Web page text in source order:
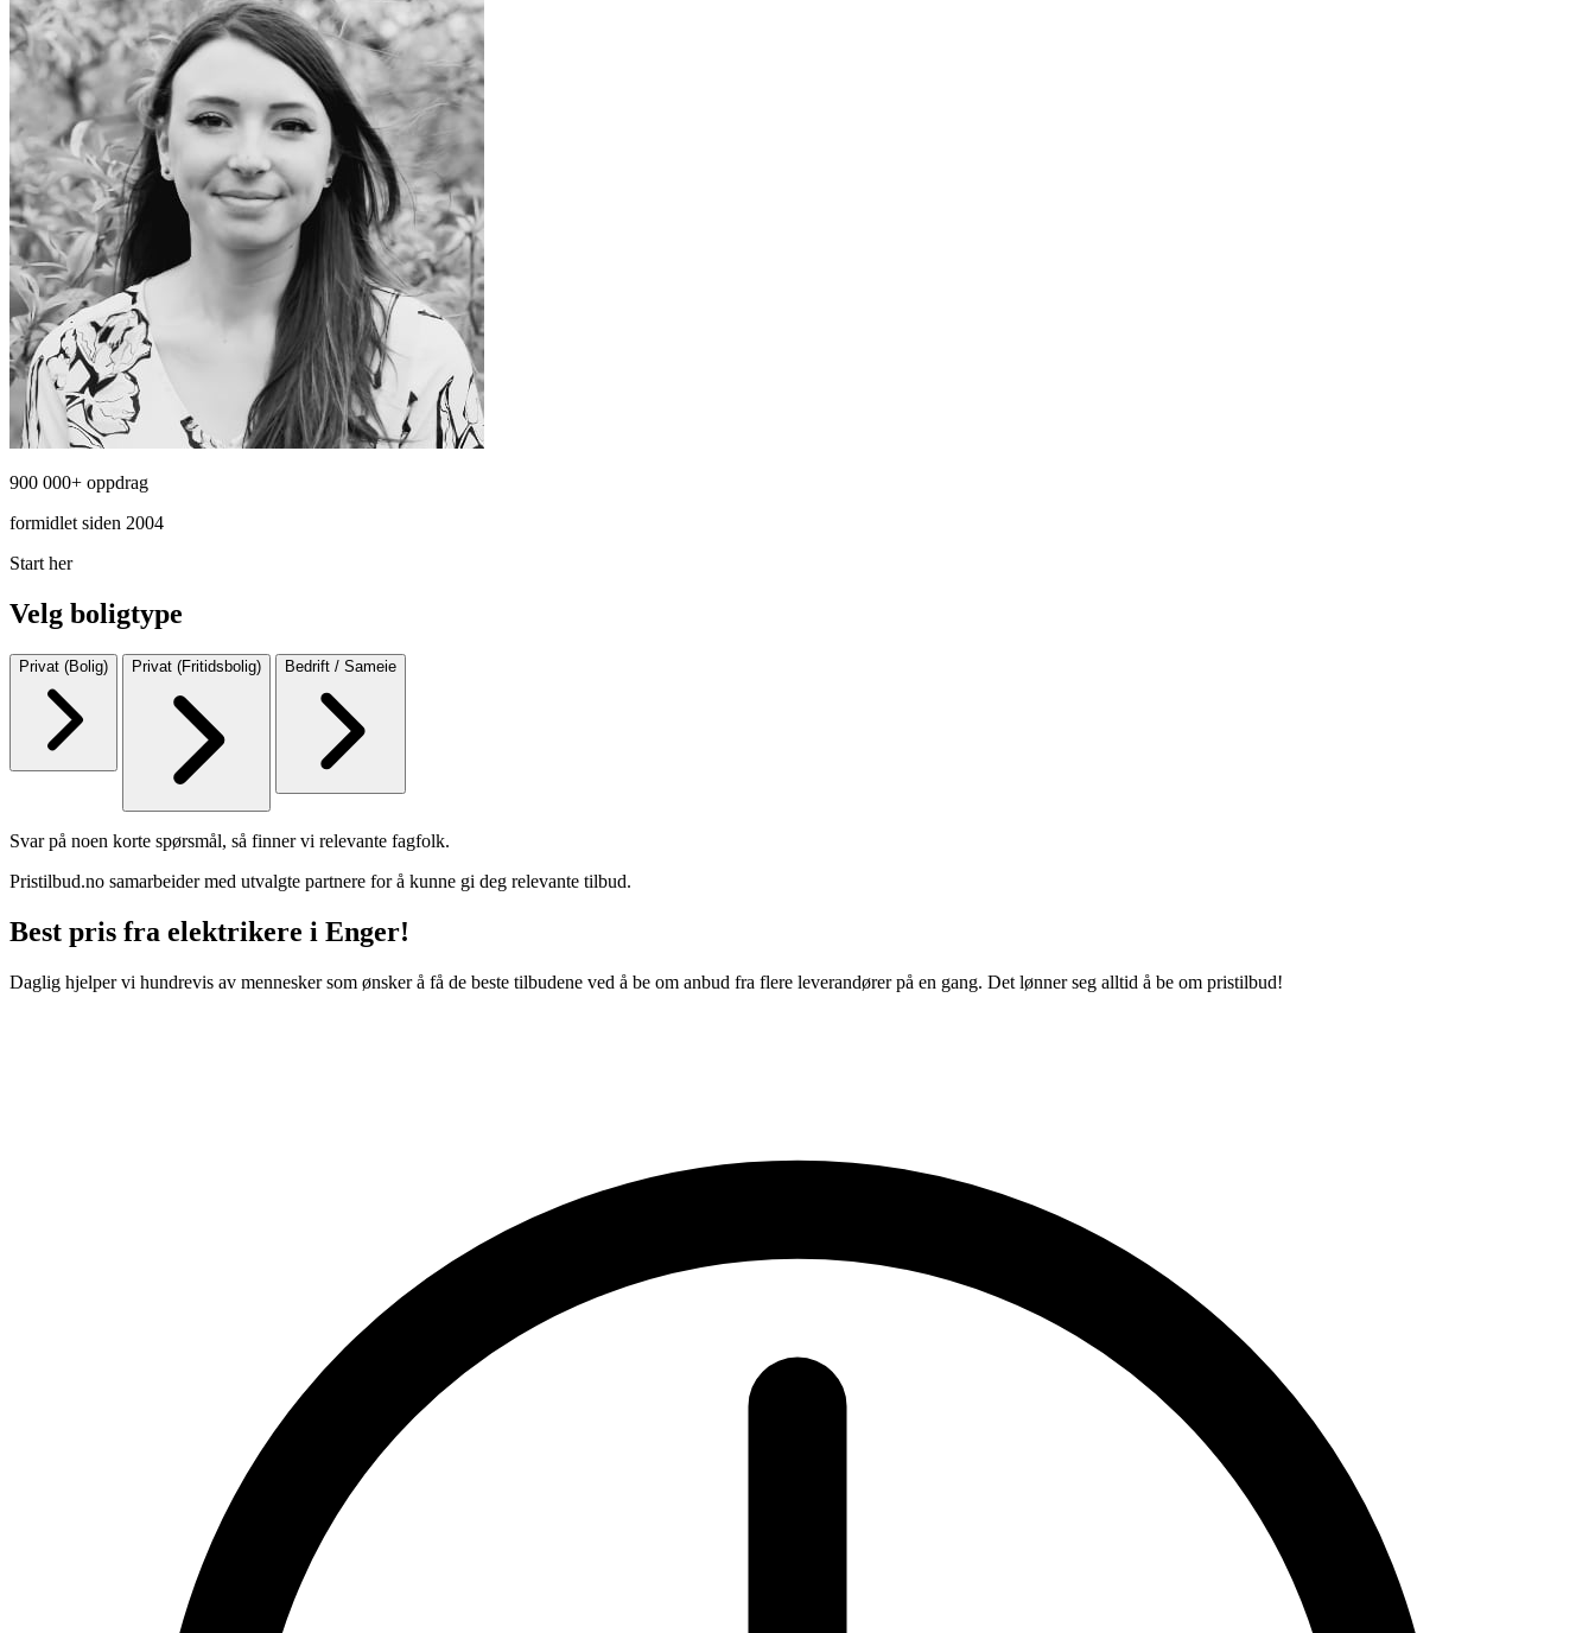
900 000+ oppdrag
formidlet siden 2004
Start her
Velg boligtype
Privat (Bolig) Privat (Fritidsbolig) Bedrift / Sameie
Svar på noen korte spørsmål, så finner vi relevante fagfolk.
Pristilbud.no samarbeider med utvalgte partnere for å kunne gi deg relevante tilbud.
Best pris fra elektrikere i Enger!
Daglig hjelper vi hundrevis av mennesker som ønsker å få de beste tilbudene ved å be om anbud fra flere leverandører på en gang. Det lønner seg alltid å be om pristilbud!